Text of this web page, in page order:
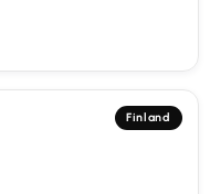
Finland